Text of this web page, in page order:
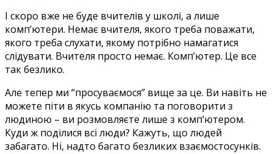
І скоро вже не буде вчителів у школі, а лише
комп’ютери. Немає вчителя, якого треба поважати,
якого треба слухати, якому потрібно намагатися
слідувати. Вчителя просто немає. Комп’ютер. Це все
так безлико.
Але тепер ми “просуваємося” вище за це. Ви навіть не
можете піти в якусь компанію та поговорити з
людиною – ви розмовляєте лише з комп’ютером.
Куди ж поділися всі люди? Кажуть, що людей
забагато. Ні, надто багато безликих взаємостосунків.